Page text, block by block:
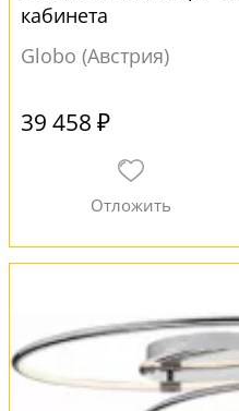
кабинета
Globo (Австрия)
39 458 ₽